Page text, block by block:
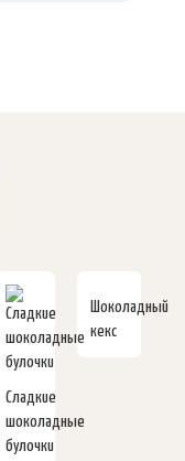
Сладкие
шоколадные
булочки
Шоколадный
кекс